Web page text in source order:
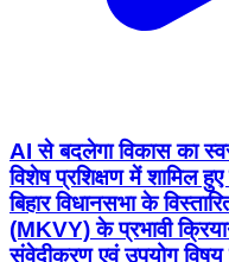
AI से बदलेगा विकास का
विशेष प्रशिक्षण में शामिल
बिहार विधानसभा के
(MKVY) के प्रभावी
संवेदीकरण एवं उपयोग विषय